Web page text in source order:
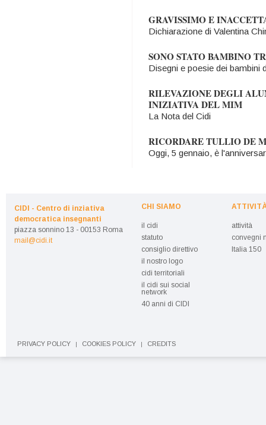
GRAVISSIMO E
Dichiarazione di Valentina
SONO STATO BAMBINO
Disegni e poesie dei bambini
RILEVAZIONE DEGLI
INIZIATIVA DEL MIM
La Nota del Cidi
RICORDARE TULLIO DE
Oggi, 5 gennaio, è
CIDI - Centro di inziativa
democratica insegnanti
piazza sonnino 13 - 00153 Roma
mail@cidi.it
CHI SIAMO
il cidi
statuto
consiglio direttivo
il nostro logo
cidi territoriali
il cidi sui social
network
40 anni di CIDI
attività
convegni
Italia 150
PRIVACY POLICY COOKIES POLICY CREDITS